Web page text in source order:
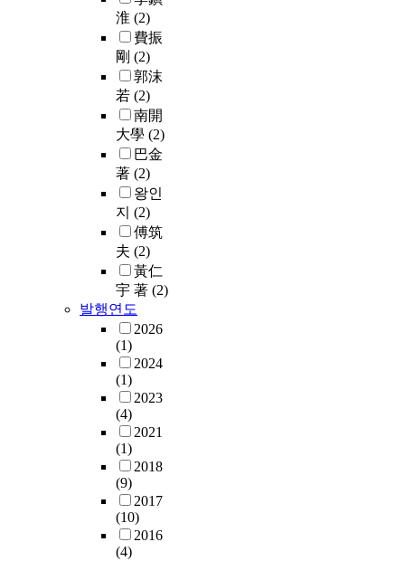
淮 (2)
費振
剛 (2)
郭沫
若 (2)
南開
大學 (2)
巴金
著 (2)
왕인
지 (2)
傅筑
夫 (2)
黃仁
宇 著 (2)
발행연도
2026
(1)
2024
(1)
2023
(4)
2021
(1)
2018
(9)
2017
(10)
2016
(4)